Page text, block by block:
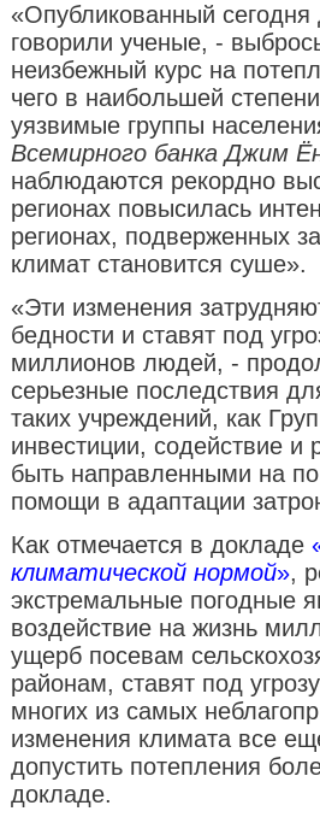
«Опубликованный
говорили ученые, -
неизбежный курс на
чего в наибольшей
уязвимые группы
Всемирного банка Джим
наблюдаются рекордно
регионах повысилась
регионах, подверженных
климат становится суше».
«Эти изменения
бедности и ставят под
миллионов людей, -
серьезные последствия
таких учреждений, как
инвестиции, содействие
быть направленными на
помощи в адаптации
Как отмечается в докладе
климатической нормой»,
экстремальные погодные
воздействие на жизнь
ущерб посевам
районам, ставят под
многих из самых
изменения климата все
допустить потепления
докладе.